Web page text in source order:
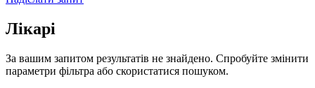
Лікарі
За вашим запитом результатів не знайдено. Спробуйте змінити
параметри фільтра або скористатися пошуком.